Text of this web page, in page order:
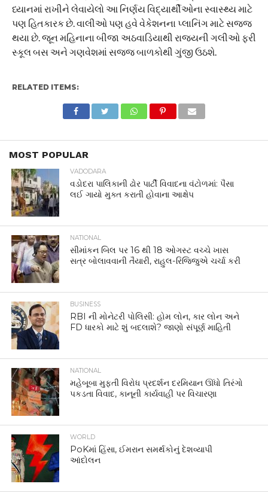
ધ્યાનમાં રાખીને લેવાયેલો આ નિર્ણય વિદ્યાર્થીઓના સ્વાસ્થ્ય માટે
પણ હિતકારક છે. વાલીઓ પણ હવે વેકેશનના પ્લાનિંગ માટે સજ્જ
થયા છે. જૂન મહિનાના બીજા અઠવાડિયાથી રાજ્યની ગલીઓ ફરી
સ્કૂલ બસ અને ગણવેશમાં સજ્જ બાળકોથી ગુંજી ઉઠશે.
RELATED ITEMS:
MOST POPULAR
VADODARA
વડોદરા પાલિકાની ઢોર પાર્ટી વિવાદના વંટોળમાં: પૈસા
લઈ ગાયો મુક્ત કરાતી હોવાના આક્ષેપ
NATIONAL
સીમાંકન બિલ પર 16 થી 18 ઓગસ્ટ વચ્ચે ખાસ
સત્ર બોલાવવાની તૈયારી, રાહુલ-રિજિજુએ ચર્ચા કરી
BUSINESS
RBI ની મોનેટરી પોલિસી: હોમ લોન, કાર લોન અને
FD ધારકો માટે શું બદલાશે? જાણો સંપૂર્ણ માહિતી
NATIONAL
મહેબૂબા મુફ્તી વિરોધ પ્રદર્શન દરમિયાન ઊંધો તિરંગો
પકડતા વિવાદ, કાનૂની કાર્યવાહી પર વિચારણા
WORLD
PoKમાં હિંસા, ઈમરાન સમર્થકોનું દેશવ્યાપી
આંદોલન